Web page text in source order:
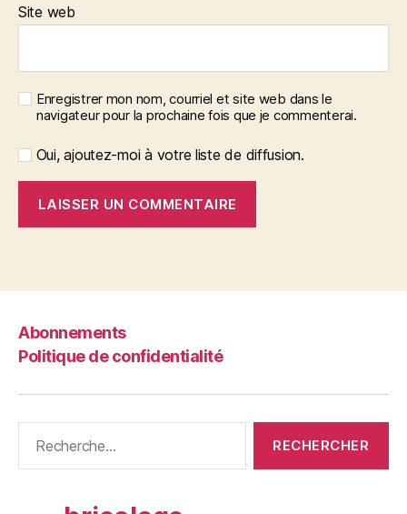
Site web
Enregistrer mon nom, courriel et site web dans le
navigateur pour la prochaine fois que je commenterai.
Oui, ajoutez-moi à votre liste de diffusion.
Abonnements
Politique de confidentialité